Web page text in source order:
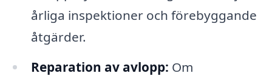
årliga inspektioner och förebyggande
åtgärder.
Reparation av avlopp: Om